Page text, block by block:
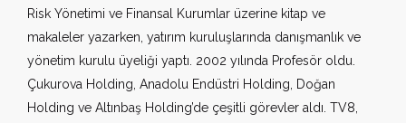
Risk Yönetimi ve Finansal Kurumlar üzerine kitap ve
makaleler yazarken, yatırım kuruluşlarında danışmanlık ve
yönetim kurulu üyeliği yaptı. 2002 yılında Profesör oldu.
Çukurova Holding, Anadolu Endüstri Holding, Doğan
Holding ve Altınbaş Holding’de çeşitli görevler aldı. TV8,